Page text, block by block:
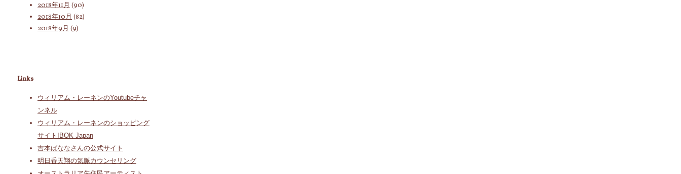
2018年11月 (90)
2018年10月 (82)
2018年9月 (9)
Links
ウィリアム・レーネンのYoutubeチャ
ンネル
ウィリアム・レーネンのショッピング
サイトIBOK Japan
吉本ばななさんの公式サイト
明日香天翔の気脈カウンセリング